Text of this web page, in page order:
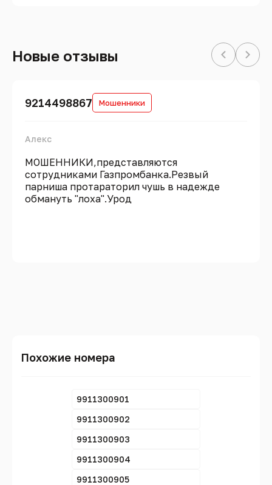
Новые отзывы
9214498867 Мошенники
Алекс
МОШЕННИКИ,представляются
сотрудниками Газпромбанка.Резвый
парниша протараторил чушь в надежде
обмануть "лоха".Урод
Похожие номера
9911300901
9911300902
9911300903
9911300904
9911300905